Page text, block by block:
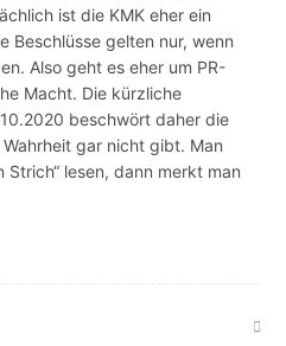
ist die KMK eher ein
Beschlüsse gelten nur, wenn
Also geht es eher um PR-
Macht. Die kürzliche
beschwört daher die
gar nicht gibt. Man
Strich“ lesen, dann merkt man